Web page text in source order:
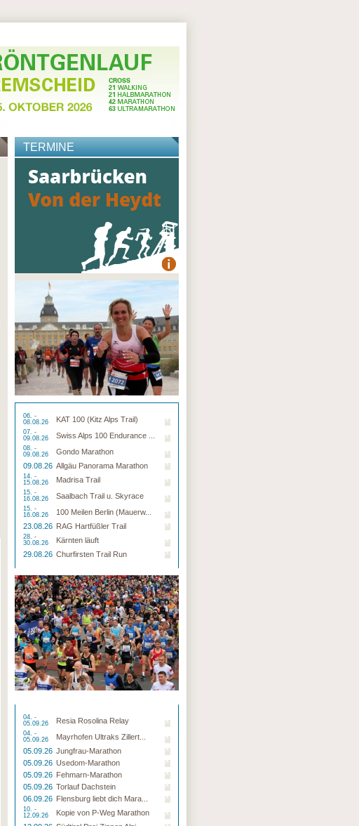
TERMINE
06. -
08.08.26
KAT 100 (Kitz Alps Trail)
07. -
09.08.26
Swiss Alps 100 Endurance ...
08. -
09.08.26
Gondo Marathon
09.08.26 Allgäu Panorama Marathon
14. -
15.08.26
Madrisa Trail
15. -
16.08.26
Saalbach Trail u. Skyrace
15. -
16.08.26
100 Meilen Berlin (Mauerw...
23.08.26 RAG Hartfüßler Trail
28. -
30.08.26
Kärnten läuft
29.08.26 Churfirsten Trail Run
04. -
05.09.26
Resia Rosolina Relay
04. -
05.09.26
Mayrhofen Ultraks Zillert...
05.09.26 Jungfrau-Marathon
05.09.26 Usedom-Marathon
05.09.26 Fehmarn-Marathon
05.09.26 Torlauf Dachstein
06.09.26 Flensburg liebt dich Mara...
10. -
12.09.26
Kopie von P-Weg Marathon